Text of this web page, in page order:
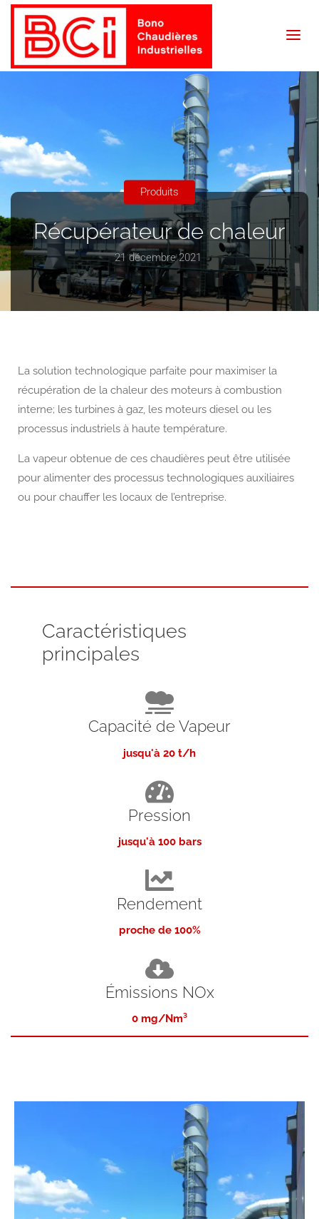
Récupérateur de chaleur
21 décembre 2021
Produits
La solution technologique parfaite pour maximiser la
récupération de la chaleur des moteurs à combustion
interne; les turbines à gaz, les moteurs diesel ou les
processus industriels à haute température.
La vapeur obtenue de ces chaudières peut être utilisée
pour alimenter des processus technologiques auxiliaires
ou pour chauffer les locaux de l’entreprise.
Caractéristiques
principales
Capacité de Vapeur
jusqu'à 20 t/h
Pression
jusqu'à 100 bars
Rendement
proche de 100%
Émissions NOx
0 mg/Nm³